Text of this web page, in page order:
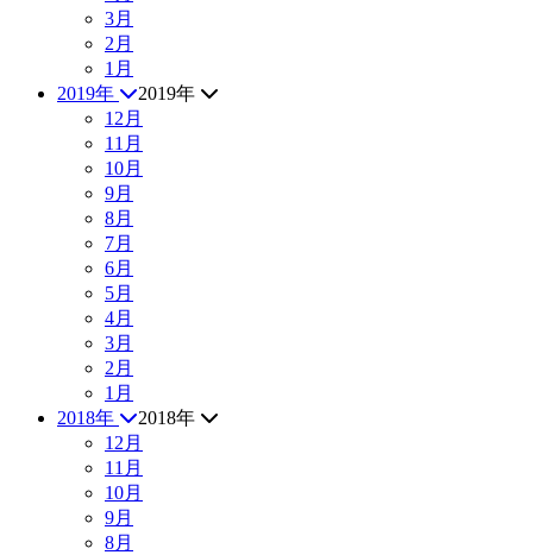
3月
2月
1月
2019年
2019年
12月
11月
10月
9月
8月
7月
6月
5月
4月
3月
2月
1月
2018年
2018年
12月
11月
10月
9月
8月